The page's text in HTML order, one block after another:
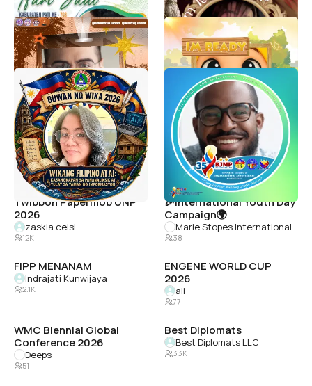
pkkmbfisip26
Nurmutia Hulukati
690
ABA '67
Nur Alfi Azizah
630
Buwan ng wika
CHRISTY CADANGAN
634
35TH BJMP ANNIVERSARY
686
WELCOMING NEW
STUDENTS ASSEMBLY
2026
Lulu S.
442
Penerimaan Tamu
Ambalan
Salwa Aqila
218
Twibbon Papermob UNP
2026
zaskia celsi
12K
🎉International Youth Day
Campaign🌍
Marie Stopes International Myanmar
38
FIPP MENANAM
Indrajati Kunwijaya
2.1K
ENGENE WORLD CUP
2026
ali
77
WMC Biennial Global
Conference 2026
Deeps
51
Best Diplomats
Best Diplomats LLC
33K